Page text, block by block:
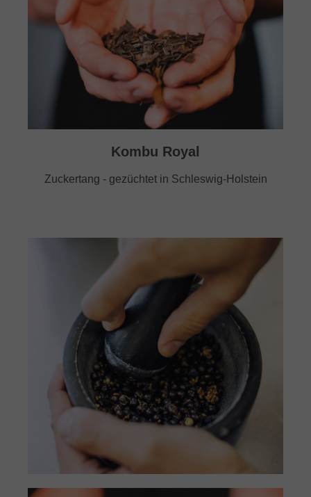
Kombu Royal
Zuckertang - gezüchtet in Schleswig-Holstein